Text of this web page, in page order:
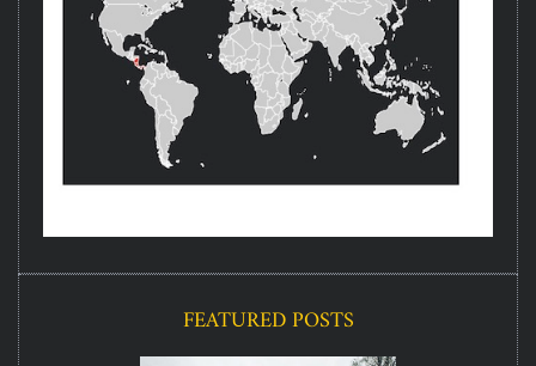
FEATURED POSTS